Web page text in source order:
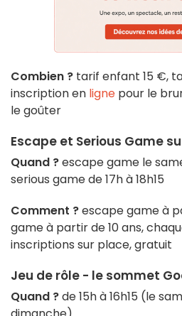
Combien ? tarif enfant 15 €,
inscription en ligne pour le
le goûter
Escape et Serious Game
Quand ?escape game le
serious game de 17h à 18h15
Comment ?escape game à
game à partir de 10 ans,
inscriptions sur place, gratuit
Jeu de rôle - le sommet
Quand ?de 15h à 16h15 (le